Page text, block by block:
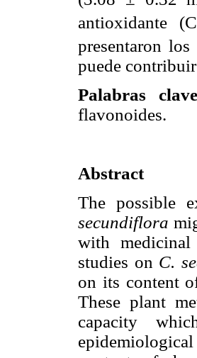
antioxidante
presentaron
puede
Palabras
flavonoides.
Abstract
The possible
secundiflora
with medicinal
studies on C.
on its content
These plant
capacity